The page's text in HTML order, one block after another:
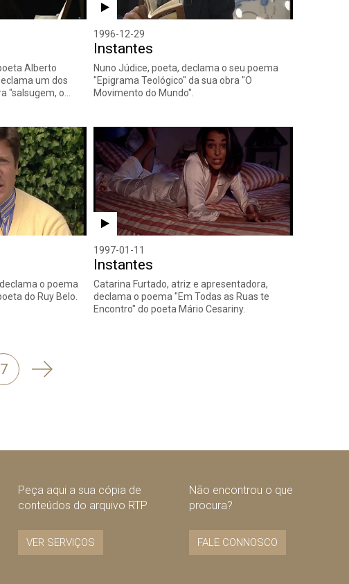
Alberto
um dos
"salsugem, o…
1996-12-29
Instantes
Nuno Júdice, poeta, declama o seu poema
"Epigrama Teológico" da sua obra "O
Movimento do Mundo".
o poema
do Ruy Belo.
1997-01-11
Instantes
Catarina Furtado, atriz e apresentadora,
declama o poema "Em Todas as Ruas te
Encontro" do poeta Mário Cesariny.
7 Seguinte
Peça aqui a sua cópia de
conteúdos do arquivo RTP
VER SERVIÇOS
Não encontrou o que
procura?
FALE CONNOSCO